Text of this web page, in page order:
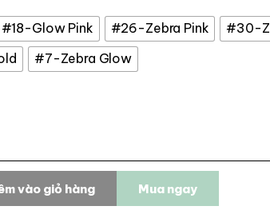
#18-Glow Pink #26-Zebra Pink #30-
#7-Zebra Glow
vào giỏ hàng Mua ngay